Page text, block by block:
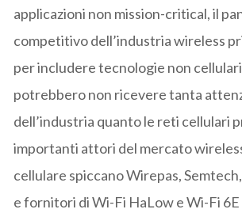
applicazioni non mission-critical, il
competitivo dell’industria wireless
per includere tecnologie non
potrebbero non ricevere tanta
dell’industria quanto le reti cellulari
importanti attori del mercato
cellulare spiccano Wirepas,
e fornitori di Wi-Fi HaLow e Wi-Fi 6E